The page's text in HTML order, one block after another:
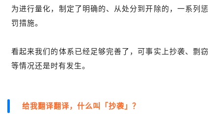
为进行量化，制定了明确的、从处分到开除的，一系列惩
罚措施。
看起来我们的体系已经足够完善了，可事实上抄袭、剽窃
等情况还是时有发生。
给我翻译翻译，什么叫「抄袭」？